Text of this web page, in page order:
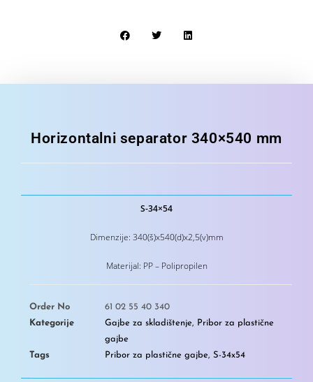
Horizontalni separator 340×540 mm
S-34×54
Dimenzije: 340(š)x540(d)x2,5(v)mm
Materijal: PP – Polipropilen
Order No
61 02 55 40 340
Kategorije
Gajbe za skladištenje, Pribor za plastične
gajbe
Tags
Pribor za plastične gajbe, S-34x54